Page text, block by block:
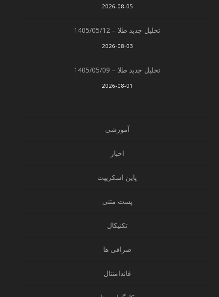
2026-08-05
تحلیل جدید طلا – 1405/05/12
2026-08-03
تحلیل جدید طلا – 1405/05/09
2026-08-01
آموزشی
اخبار
پاین اسکریپت
پست متنی
تکنیکال
صرافی ها
فاندامنتال